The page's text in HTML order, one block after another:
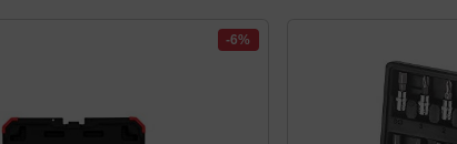
-6%